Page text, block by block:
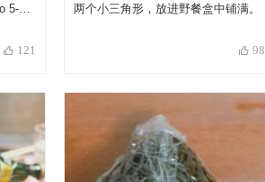
5-6
121
两个小三角形，放进野餐盒中铺满。
98